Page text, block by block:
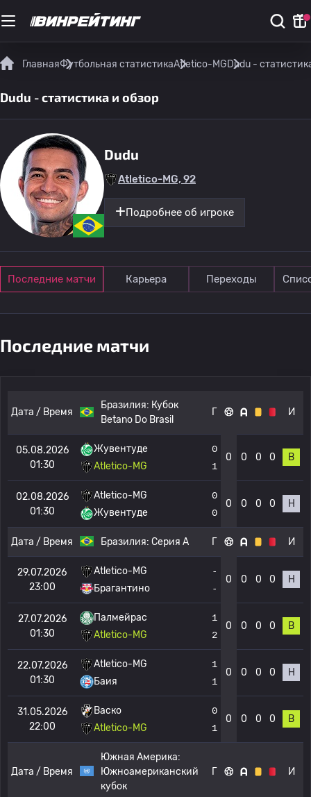
ГлавнаяФутбольная статистикаAtletico-MGDudu -
Dudu - статистика и обзор
Dudu
Atletico-MG, 92
Подробнее об игроке
Последние матчи Карьера Переходы
Последние матчи
Дата / Время
Бразилия: Кубок
Betano Do Brasil
Г И
05.08.2026
01:30
Жувентуде
Atletico-MG
0
1
0 0 0 0 В
02.08.2026
01:30
Atletico-MG
Жувентуде
0
0
0 0 0 0 Н
Дата / Время Бразилия: Серия А Г И
29.07.2026
23:00
Atletico-MG
Брагантино
-
-
0 0 0 0 Н
27.07.2026
01:30
Палмейрас
Atletico-MG
1
2
0 0 0 0 В
22.07.2026
01:30
Atletico-MG
Баия
1
1
0 0 0 0 Н
31.05.2026
22:00
Васко
Atletico-MG
0
1
0 0 0 0 В
Дата / Время
Южная Америка:
Южноамериканский
кубок
Г И